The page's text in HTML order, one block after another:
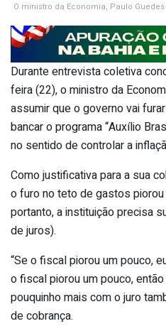
O ministro da Economia, Paulo
Durante entrevista coletiva
feira (22), o ministro da
assumir que o governo vai
bancar o programa “Auxílio
no sentido de controlar a
Como justificativa para a sua
o furo no teto de gastos
portanto, a instituição precisa
de juros).
“Se o fiscal piorou um pouco,
o fiscal piorou um pouco,
pouquinho mais com o juro
de cobrança.